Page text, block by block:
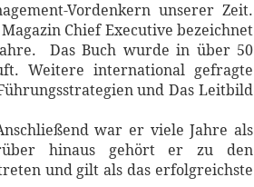
Vordenkern unserer Zeit.
Chief Executive bezeichnet
Das Buch wurde in über 50
Weitere international gefragte
und Das Leitbild
war er viele Jahre als
hinaus gehört er zu den
und gilt als das erfolgreichste